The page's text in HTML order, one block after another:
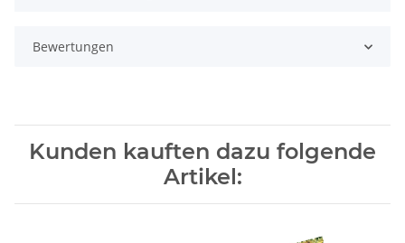
Bewertungen
Kunden kauften dazu folgende
Artikel: